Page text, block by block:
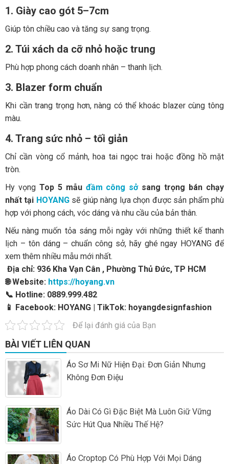
1. Giày cao gót 5–7cm
Giúp tôn chiều cao và tăng sự sang trọng.
2. Túi xách da cỡ nhỏ hoặc trung
Phù hợp phong cách doanh nhân – thanh lịch.
3. Blazer form chuẩn
Khi cần trang trọng hơn, nàng có thể khoác blazer cùng tông
màu.
4. Trang sức nhỏ – tối giản
Chỉ cần vòng cổ mảnh, hoa tai ngọc trai hoặc đồng hồ mặt
tròn.
Hy vọng Top 5 mẫu đầm công sởsang trọng bán chạy
nhất tại HOYANGsẽ giúp nàng lựa chọn được sản phẩm phù
hợp với phong cách, vóc dáng và nhu cầu của bản thân.
Nếu nàng muốn tỏa sáng mỗi ngày với những thiết kế thanh
lịch – tôn dáng – chuẩn công sở, hãy ghé ngay HOYANG để
xem thêm nhiều mẫu mới nhất.
Địa chỉ: 936 Kha Vạn Cân , Phường Thủ Đức, TP HCM
🌐 Website: https://hoyang.vn
📞 Hotline: 0889.999.482
📱 Facebook: HOYANG | TikTok: hoyangdesignfashion
Để lại đánh giá của Bạn
BÀI VIẾT LIÊN QUAN
Áo Sơ Mi Nữ Hiện Đại: Đơn Giản Nhưng
Không Đơn Điệu
Áo Dài Có Gì Đặc Biệt Mà Luôn Giữ Vững
Sức Hút Qua Nhiều Thế Hệ?
Áo Croptop Có Phù Hợp Với Mọi Dáng